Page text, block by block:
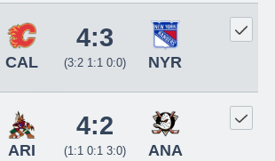
CAL
4:3
(3:2 1:1 0:0) NYR
ARI
4:2
(1:1 0:1 3:0) ANA